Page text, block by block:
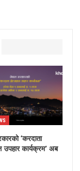
‘करदाता
उपहार कार्यक्रम’ अब